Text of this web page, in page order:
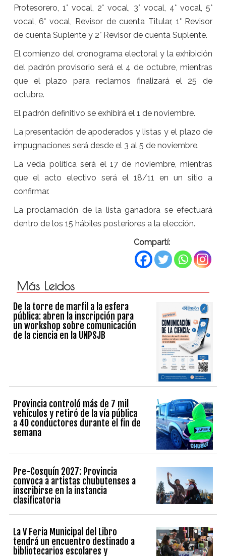
Protesorero, 1° vocal, 2° vocal, 3° vocal, 4° vocal, 5°
vocal, 6° vocal, Revisor de cuenta Titular, 1° Revisor
de cuenta Suplente y 2° Revisor de cuenta Suplente.
El comienzo del cronograma electoral y la exhibición
del padrón provisorio será el 4 de octubre, mientras
que el plazo para reclamos finalizará el 25 de
octubre.
El padrón definitivo se exhibirá el 1 de noviembre.
La presentación de apoderados y listas y el plazo de
impugnaciones será desde el 3 al 5 de noviembre.
La veda política será el 17 de noviembre, mientras
que el acto electivo será el 18/11 en un sitio a
confirmar.
La proclamación de la lista ganadora se efectuará
dentro de los 15 hábiles posteriores a la elección.
Compartí:
Más Leidos
De la torre de marfil a la esfera
pública: abren la inscripción para
un workshop sobre comunicación
de la ciencia en la UNPSJB
Provincia controló más de 7 mil
vehículos y retiró de la vía pública
a 40 conductores durante el fin de
semana
Pre-Cosquín 2027: Provincia
convoca a artistas chubutenses a
inscribirse en la instancia
clasificatoria
La V Feria Municipal del Libro
tendrá un encuentro destinado a
bibliotecarios escolares y